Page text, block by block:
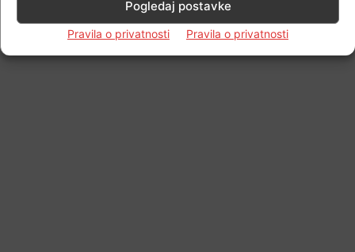
Pogledaj postavke
Pravila o privatnosti Pravila o privatnosti